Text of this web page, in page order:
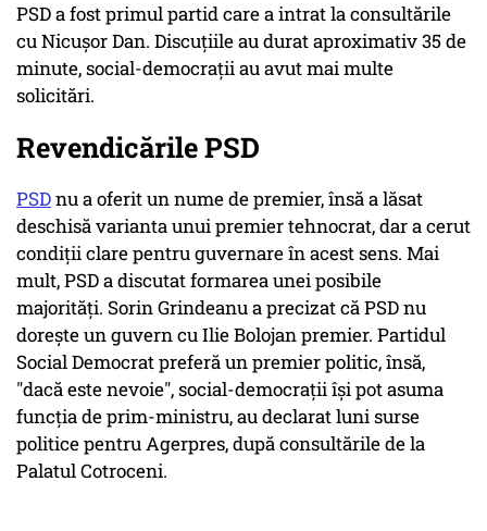
PSD a fost primul partid care a intrat la consultările
cu Nicușor Dan. Discuțiile au durat aproximativ 35 de
minute, social-democrații au avut mai multe
solicitări.
Revendicările PSD
PSDnu a oferit un nume de premier, însă a lăsat
deschisă varianta unui premier tehnocrat, dar a cerut
condiții clare pentru guvernare în acest sens. Mai
mult, PSD a discutat formarea unei posibile
majorități. Sorin Grindeanu a precizat că PSD nu
doreşte un guvern cu Ilie Bolojan premier. Partidul
Social Democrat preferă un premier politic, însă,
"dacă este nevoie", social-democraţii îşi pot asuma
funcția de prim-ministru, au declarat luni surse
politice pentru Agerpres, după consultările de la
Palatul Cotroceni.